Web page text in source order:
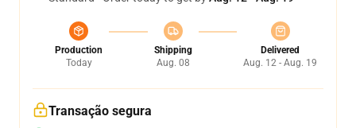
Production
Today
Shipping
Aug. 08
Delivered
Aug. 12 - Aug. 19
Transação segura